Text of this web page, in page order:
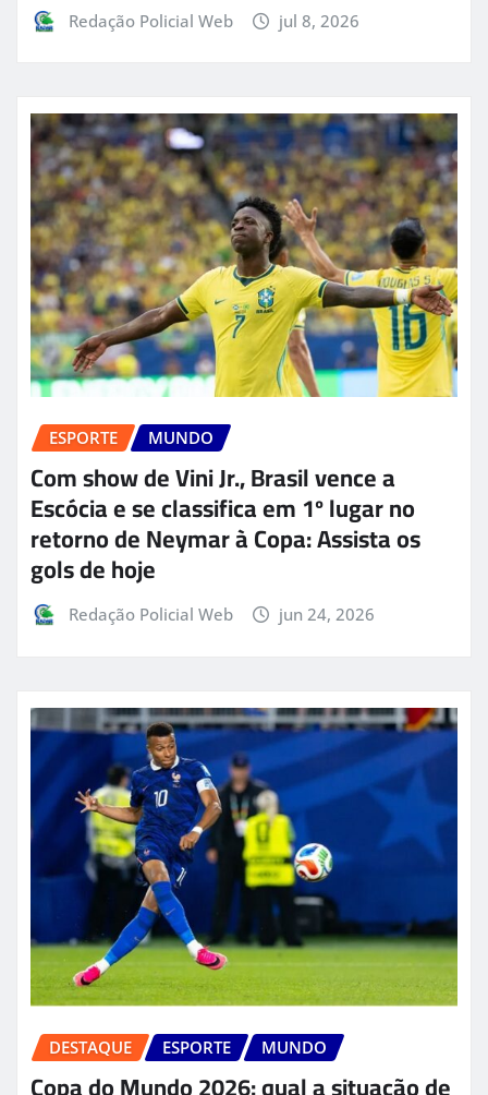
Redação Policial Web jul 8, 2026
ESPORTE MUNDO
Com show de Vini Jr., Brasil vence a
Escócia e se classifica em 1º lugar no
retorno de Neymar à Copa: Assista os
gols de hoje
Redação Policial Web jun 24, 2026
DESTAQUE ESPORTE MUNDO